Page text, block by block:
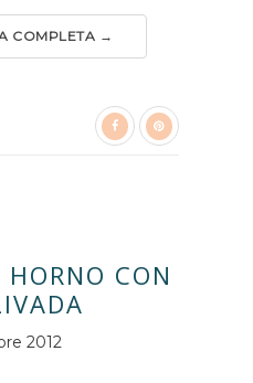
COMPLETA →
CON
2012